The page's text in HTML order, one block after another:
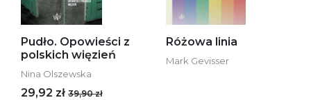
Pudło. Opowieści z
polskich więzień
Nina Olszewska
29,92 zł 39,90 zł
Różowa linia
Mark Gevisser